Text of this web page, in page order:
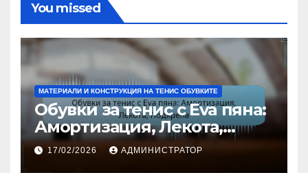
You missed
МАТЕРИАЛИ И КОНСТРУКЦИЯ НА ТЕНИС ОБУВКИТЕ
Обувки за тенис с Eva пяна:
Амортизация, Лекота,
Подкрепа
17/02/2026 АДМИНИСТРАТОР